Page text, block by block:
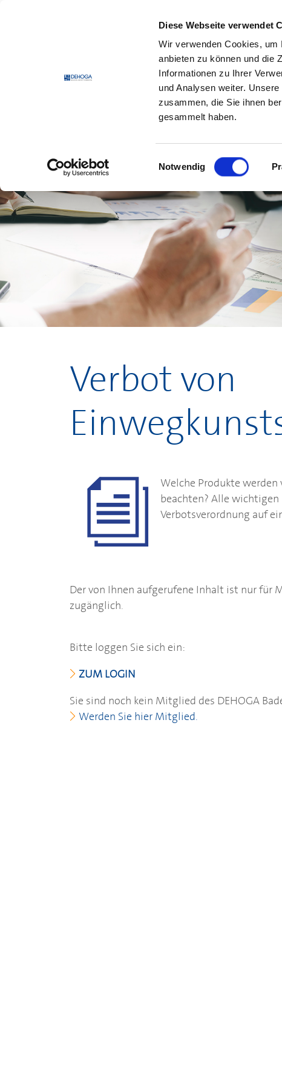
Diese Webseite verwendet
Wir verwenden Cookies, um
anbieten zu können und die
Informationen zu Ihrer
und Analysen weiter.
zusammen, die Sie ihnen
gesammelt haben.
Einwilligungsauswahl
Notwendig
Verbot von
Welche Produkte
beachten? Alle
Verbotsverordnung auf
Der von Ihnen aufgerufene Inhalt ist nur für
zugänglich.
Bitte loggen Sie sich ein:
ZUM LOGIN
Sie sind noch kein Mitglied des DEHOGA
Werden Sie hier Mitglied.